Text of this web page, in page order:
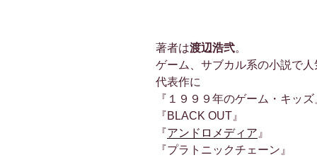
著者は渡辺浩弐。
ゲーム、サブカル系の小説で
代表作に
『１９９９年のゲーム・キッズ
『BLACK OUT』
『アンドロメディア 』
『プラトニックチェーン』